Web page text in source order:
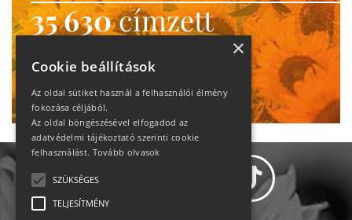
35 630címzett
heti motiváció
Ne maradj le!
×
Cookie beállítások
Az oldal sütiket használ a felhasználói élmény
fokozása céljából.
Az oldal böngészésével elfogadod az
adatvédelmi tájékoztató szerinti cookie
felhasználást. Tovább olvasok
SZÜKSÉGES
TELJESÍTMÉNY